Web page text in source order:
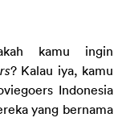
kamu ingin
? Kalau iya, kamu
Indonesia
yang bernama